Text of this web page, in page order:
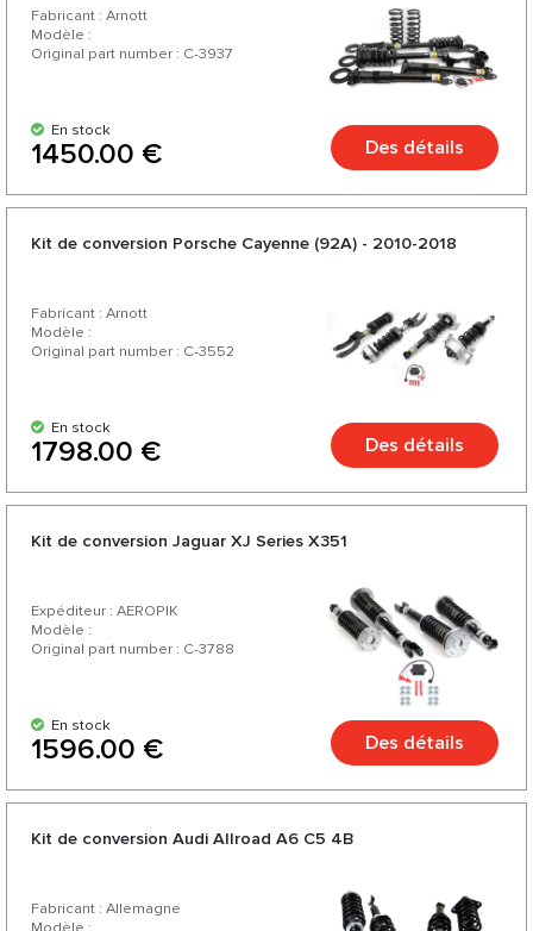
Fabricant : Arnott
Modèle :
Original part number : C-3937
En stock
1450.00 € Des détails
Kit de conversion Porsche Cayenne (92A) - 2010-2018
Fabricant : Arnott
Modèle :
Original part number : C-3552
En stock
1798.00 € Des détails
Kit de conversion Jaguar XJ Series X351
Expéditeur : AEROPIK
Modèle :
Original part number : C-3788
En stock
1596.00 € Des détails
Kit de conversion Audi Allroad A6 C5 4B
Fabricant : Allemagne